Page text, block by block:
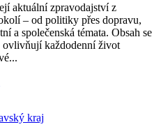
aktuální zpravodajství z
– od politiky přes dopravu,
a společenská témata. Obsah se
ovlivňují každodenní život
kraj